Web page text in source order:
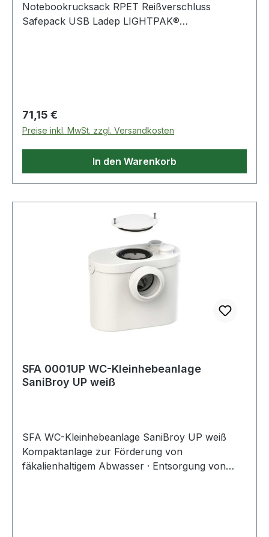
Notebookrucksack RPET Reißverschluss
Safepack USB Ladep LIGHTPAK®
Regulärer Preis:
71,15 €
Preise inkl. MwSt. zzgl. Versandkosten
In den Warenkorb
SFA 0001UP WC-Kleinhebeanlage
SaniBroy UP weiß
SFA WC-Kleinhebeanlage SaniBroy UP weiß
Kompaktanlage zur Förderung von
fäkalienhaltigem Abwasser · Entsorgung von